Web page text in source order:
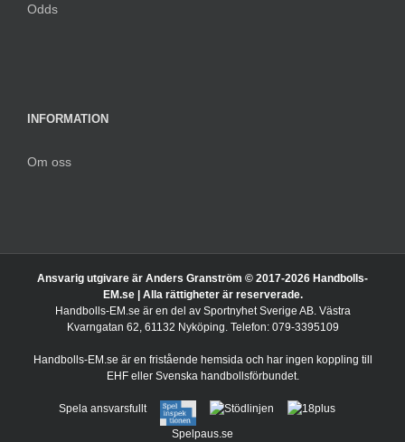
Odds
INFORMATION
Om oss
Ansvarig utgivare är Anders Granström © 2017-2026 Handbolls-
EM.se | Alla rättigheter är reserverade.
Handbolls-EM.se är en del av Sportnyhet Sverige AB. Västra
Kvarngatan 62, 61132 Nyköping. Telefon: 079-3395109
Handbolls-EM.se är en fristående hemsida och har ingen koppling till
EHF eller Svenska handbollsförbundet.
Spela ansvarsfullt
Spelpaus.se